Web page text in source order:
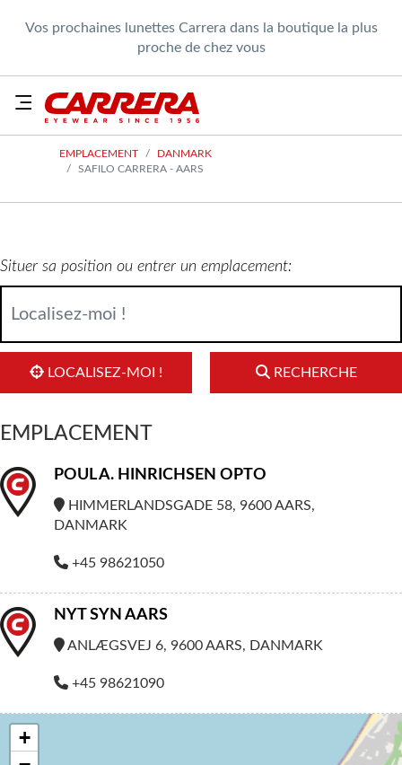
Vos prochaines lunettes Carrera dans la boutique la plus
proche de chez vous
EMPLACEMENT
DANMARK
SAFILO CARRERA - AARS
Situer sa position ou entrer un emplacement:
LOCALISEZ-MOI ! RECHERCHE
EMPLACEMENT
POUL A. HINRICHSEN OPTO
HIMMERLANDSGADE 58, 9600 AARS,
DANMARK
+45 98621050
NYT SYN AARS
ANLÆGSVEJ 6, 9600 AARS, DANMARK
+45 98621090
+